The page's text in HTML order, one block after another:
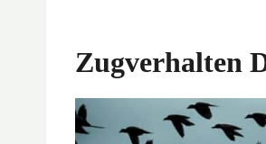
Zugverhalten